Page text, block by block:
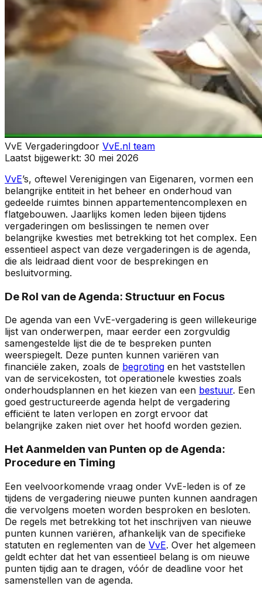
VvE Vergaderingdoor VvE.nl team
Laatst bijgewerkt: 30 mei 2026
VvE’s, oftewel Verenigingen van Eigenaren, vormen een
belangrijke entiteit in het beheer en onderhoud van
gedeelde ruimtes binnen appartementencomplexen en
flatgebouwen. Jaarlijks komen leden bijeen tijdens
vergaderingen om beslissingen te nemen over
belangrijke kwesties met betrekking tot het complex. Een
essentieel aspect van deze vergaderingen is de agenda,
die als leidraad dient voor de besprekingen en
besluitvorming.
De Rol van de Agenda: Structuur en Focus
De agenda van een VvE-vergadering is geen willekeurige
lijst van onderwerpen, maar eerder een zorgvuldig
samengestelde lijst die de te bespreken punten
weerspiegelt. Deze punten kunnen variëren van
financiële zaken, zoals de begroting en het vaststellen
van de servicekosten, tot operationele kwesties zoals
onderhoudsplannen en het kiezen van een bestuur. Een
goed gestructureerde agenda helpt de vergadering
efficiënt te laten verlopen en zorgt ervoor dat
belangrijke zaken niet over het hoofd worden gezien.
Het Aanmelden van Punten op de Agenda:
Procedure en Timing
Een veelvoorkomende vraag onder VvE-leden is of ze
tijdens de vergadering nieuwe punten kunnen aandragen
die vervolgens moeten worden besproken en besloten.
De regels met betrekking tot het inschrijven van nieuwe
punten kunnen variëren, afhankelijk van de specifieke
statuten en reglementen van de VvE. Over het algemeen
geldt echter dat het van essentieel belang is om nieuwe
punten tijdig aan te dragen, vóór de deadline voor het
samenstellen van de agenda.